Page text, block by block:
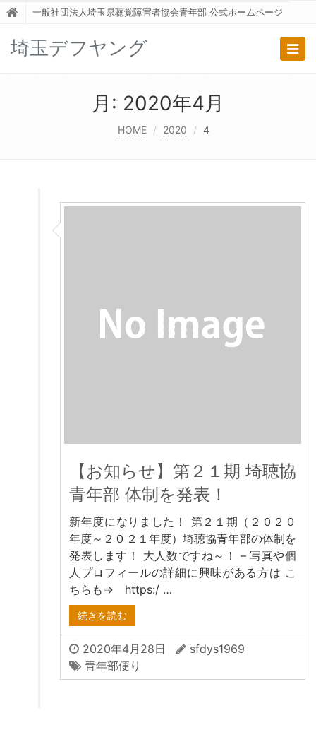
一般社団法人埼玉県聴覚障害者協会青年部 公式ホームページ
埼玉デフヤング
月: 2020年4月
HOME 2020 4
【お知らせ】第２１期 埼聴協
青年部 体制を発表！
新年度になりました！ 第２１期（２０２０
年度～２０２１年度）埼聴協青年部の体制を
発表します！ 大人数ですね～！ – 写真や個
人プロフィールの詳細に興味がある方は こ
ちらも⇒ https:/ …
続きを読む
2020年4月28日
sfdys1969
青年部便り